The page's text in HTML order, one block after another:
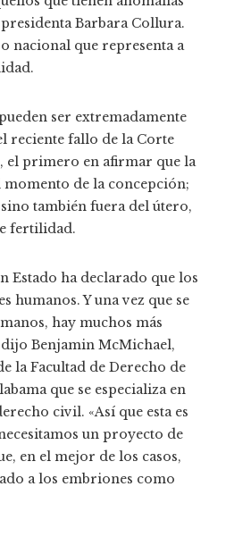
Barbara Collura.
nacional que representa a
ser extremadamente
reciente fallo de la Corte
el primero en afirmar que la
momento de la concepción;
también fuera del útero,
fertilidad.
Estado ha declarado que los
humanos. Y una vez que se
hay muchos más
dijo Benjamin McMichael,
la Facultad de Derecho de
que se especializa en
civil. «Así que esta es
un proyecto de
en el mejor de los casos,
a los embriones como